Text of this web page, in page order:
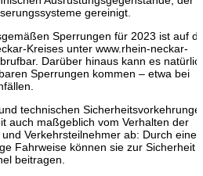
gereinigt.
Sperrungen für 2023 ist auf
Kreises unter www.rhein-neckar-
Darüber hinaus kann es
Sperrungen kommen – etwa bei
technischen
auch maßgeblich vom Verhalten der
Verkehrsteilnehmer ab: Durch eine
Fahrweise können sie zur Sicherheit
beitragen.